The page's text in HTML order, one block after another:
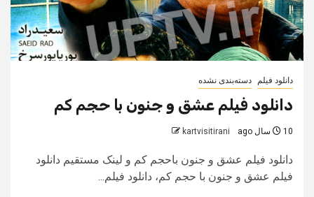
دانلود فیلم دسته‌بندی نشده
دانلود فیلم عشق و جنون با حجم کم
10 سال ago kartvisitirani
دانلود فیلم عشق و جنون باحجم کم و لینک مستقیم دانلود
فیلم عشق و جنون با حجم کم، دانلود فیلم...